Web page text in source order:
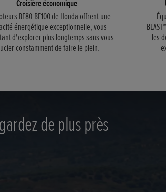
Croisière économique
BF80-BF100 de Honda offrent une
énergétique exceptionnelle, vous
d'explorer plus longtemps sans vous
constamment de faire le plein.
les
de plus près